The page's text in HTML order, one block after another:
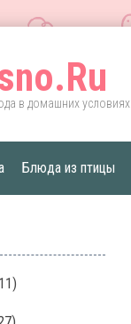
в домашних условиях
Блюда из птицы